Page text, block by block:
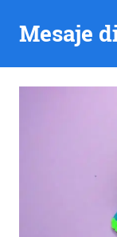
Mesaje